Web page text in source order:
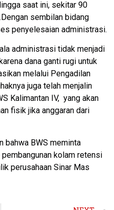
saat ini, sekitar 90
sembilan bidang
penyelesaian administrasi.
administrasi tidak menjadi
dana ganti rugi untuk
melalui Pengadilan
juga telah menjalin
Kalimantan IV, yang akan
fisik jika anggaran dari
bahwa BWS meminta
kolam retensi
perusahaan Sinar Mas